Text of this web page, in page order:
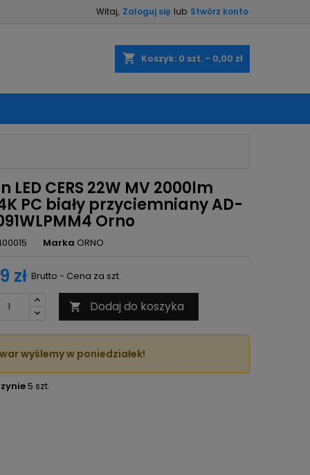
Witaj, Zaloguj się lub Stwórz konto
shopping_cart Koszyk: 0 szt. - 0,00 zł
LED CERS 22W MV 2000lm
PC biały przyciemniany AD-
Orno
Marka ORNO
zł Brutto - Cena za szt.
 Dodaj do koszyka
wyślemy w poniedziałek!
5 szt.